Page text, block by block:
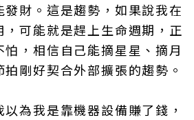
財。這是趨勢，如果說我在
，可能就是趕上生命週期，正
，相信自己能摘星星、摘月
剛好契合外部擴張的趨勢。
為我是靠機器設備賺了錢，